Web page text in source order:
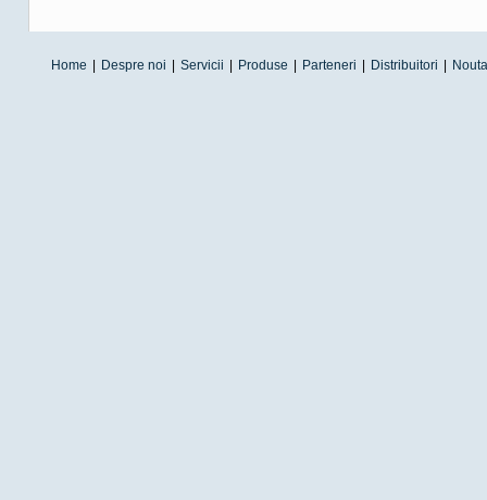
Home Despre noi Servicii Produse Parteneri Distribuitori